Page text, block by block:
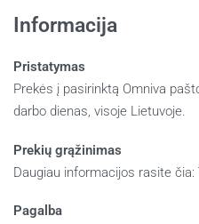
Informacija
Pristatymas
Prekės į pasirinktą Omniva
darbo dienas, visoje Lietuvoje.
Prekių grąžinimas
Daugiau informacijos rasite čia:
Pagalba